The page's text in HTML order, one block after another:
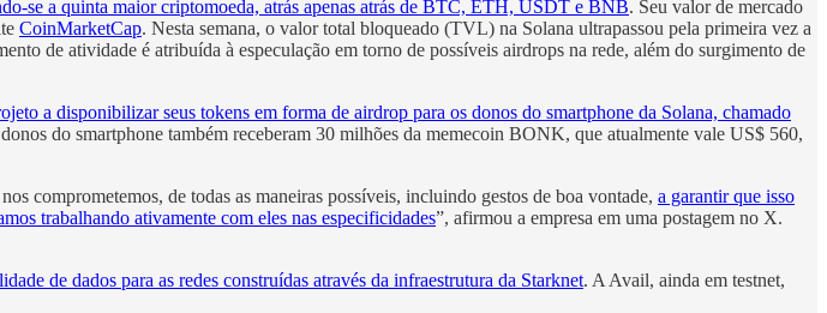
se a quinta maior criptomoeda, atrás apenas atrás de BTC, ETH, USDT e BNB. Seu valor de mercado
CoinMarketCap. Nesta semana, o valor total bloqueado (TVL) na Solana ultrapassou pela primeira vez a
de atividade é atribuída à especulação em torno de possíveis airdrops na rede, além do surgimento de
a disponibilizar seus tokens em forma de airdrop para os donos do smartphone da Solana, chamado
do smartphone também receberam 30 milhões da memecoin BONK, que atualmente vale US$ 560,
comprometemos, de todas as maneiras possíveis, incluindo gestos de boa vontade, a garantir que isso
trabalhando ativamente com eles nas especificidades”, afirmou a empresa em uma postagem no X.
de dados para as redes construídas através da infraestrutura da Starknet. A Avail, ainda em testnet,